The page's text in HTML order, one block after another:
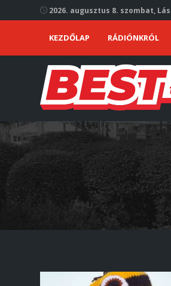
2026. augusztus 8. szombat,
KEZDŐLAP RÁDIÓNKRÓL